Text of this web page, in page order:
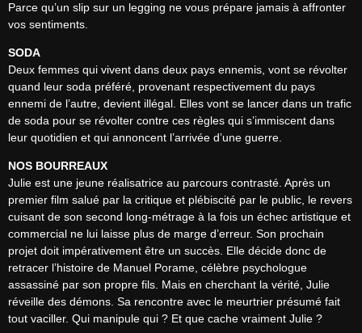
Parce qu’un slip sur un legging ne vous prépare jamais à affronter
vos sentiments.
SODA
Deux femmes qui vivent dans deux pays ennemis, vont se révolter
quand leur soda préféré, provenant respectivement du pays
ennemi de l’autre, devient illégal. Elles vont se lancer dans un trafic
de soda pour se révolter contre ces règles qui s’immiscent dans
leur quotidien et qui annoncent l’arrivée d’une guerre.
NOS BOURREAUX
Julie est une jeune réalisatrice au parcours contrasté. Après un
premier film salué par la critique et plébiscité par le public, le revers
cuisant de son second long-métrage à la fois un échec artistique et
commercial ne lui laisse plus de marge d’erreur. Son prochain
projet doit impérativement être un succès. Elle décide donc de
retracer l’histoire de Manuel Porame, célèbre psychologue
assassiné par son propre fils. Mais en cherchant la vérité, Julie
réveille des démons. Sa rencontre avec le meurtrier présumé fait
tout vaciller. Qui manipule qui ? Et que cache vraiment Julie ?